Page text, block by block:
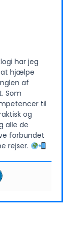
har jeg
at hjælpe
af
Som
til
og
alle de
forbundet
rejser.